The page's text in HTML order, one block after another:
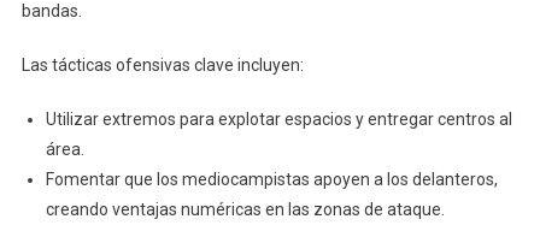
bandas.
Las tácticas ofensivas clave incluyen:
Utilizar extremos para explotar espacios y entregar centros al
área.
Fomentar que los mediocampistas apoyen a los delanteros,
creando ventajas numéricas en las zonas de ataque.